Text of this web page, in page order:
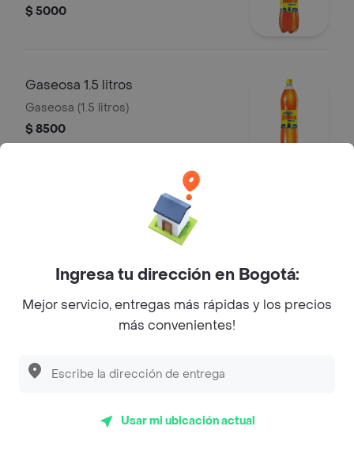
$ 5000
Gaseosa 1.5 litros
Gaseosa (1.5 litros)
$ 8500
Agua Saborizada H2OH! 600 ml
$ 7000
Ingresa tu dirección en Bogotá:
Mejor servicio, entregas más rápidas y los precios
más convenientes!
Usar mi ubicación actual